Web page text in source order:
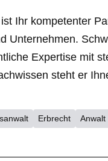
Ihr kompetenter
Unternehmen.
Expertise mit
steht er
Erbrecht Anwalt